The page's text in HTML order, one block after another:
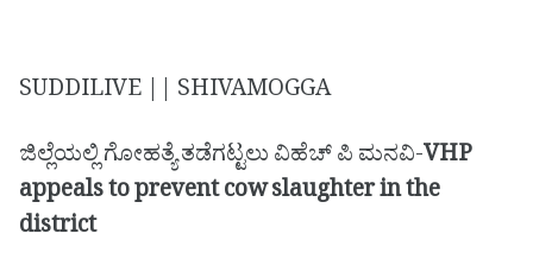
SUDDILIVE || SHIVAMOGGA
ಜಿಲ್ಲೆಯಲ್ಲಿ ಗೋಹತ್ಯೆ ತಡೆಗಟ್ಟಲು ವಿಹೆಚ್ ಪಿ ಮನವಿ-VHP
appeals to prevent cow slaughter in the
district